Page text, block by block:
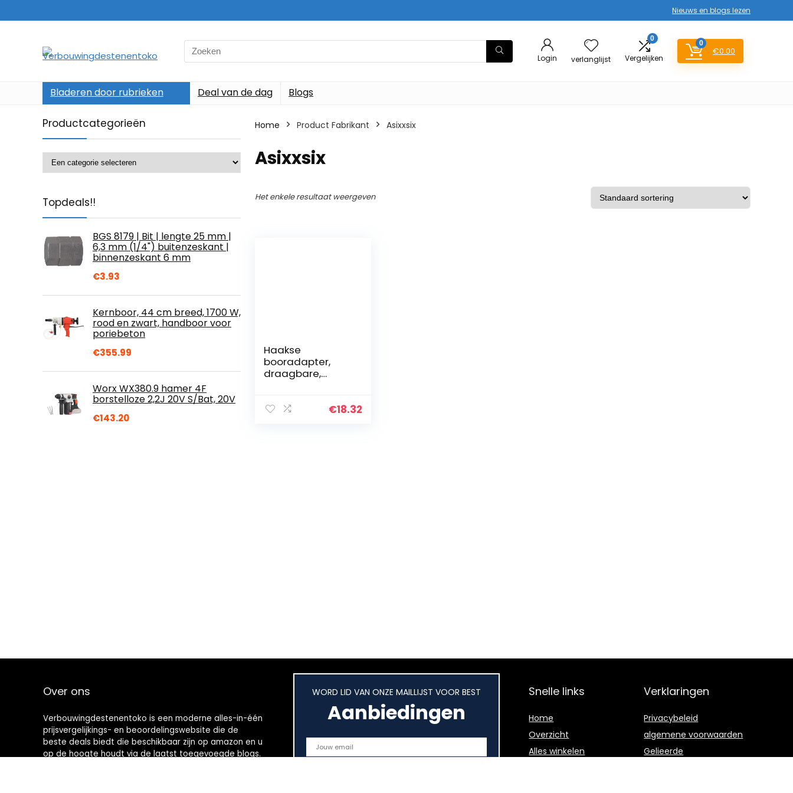
Nieuws en blogs lezen
Search
for:
Login verlanglijst
0
Vergelijken
0
€0.00
Bladeren door rubrieken Deal van de dag Blogs
Productcategorieën
Topdeals!!
BGS 8179 | Bit | lengte 25 mm |
6,3 mm (1/4") buitenzeskant |
binnenzeskant 6 mm
€3.93
Kernboor, 44 cm breed, 1700 W,
rood en zwart, handboor voor
poriebeton
€355.99
Worx WX380.9 hamer 4F
borstelloze 2,2J 20V S/Bat, 20V
€143.20
Home Product Fabrikant ‎Asixxsix
‎Asixxsix
Het enkele resultaat weergeven
Haakse
booradapter,
draagbare,
boren voor
€18.32
Over ons
Verbouwingdestenentoko is een moderne alles-in-één
prijsvergelijkings- en beoordelingswebsite die de
beste deals biedt die beschikbaar zijn op amazon en u
op de hoogte houdt via de laatst toegevoegde blogs.
WORD LID VAN ONZE MAILLIJST VOOR BEST
Aanbiedingen
Snelle links
Home
Overzicht
Alles winkelen
Verklaringen
Privacybeleid
algemene voorwaarden
Gelieerde